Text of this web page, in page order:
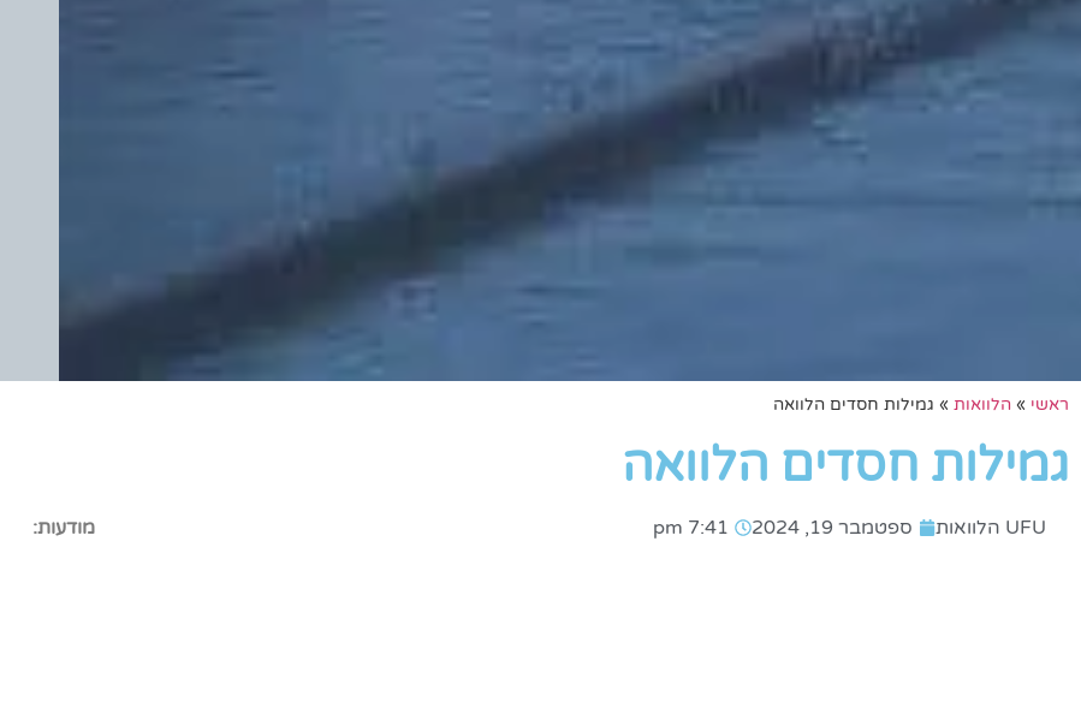
ראשי » הלוואות » גמילות חסדים הלוואה
גמילות חסדים הלוואה
UFU הלוואות ספטמבר 19, 2024 7:41 pm מודעות: